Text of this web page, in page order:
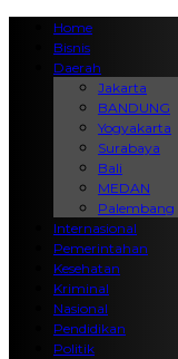
Home
Bisnis
Daerah
Jakarta
BANDUNG
Yogyakarta
Surabaya
Bali
MEDAN
Palembang
Internasional
Pemerintahan
Kesehatan
Kriminal
Nasional
Pendidikan
Politik